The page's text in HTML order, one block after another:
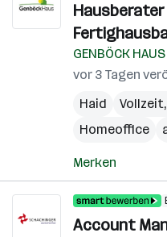
GENBÖCK
vor 3 Tagen
Haid
Homeoffice
Merken
Account